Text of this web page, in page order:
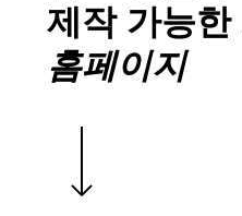
제작 가능한
홈페이지